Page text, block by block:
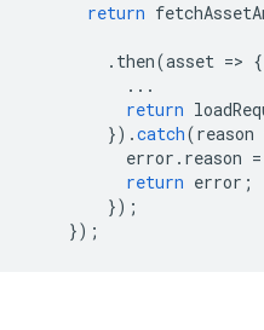
return
. then(asset => {
...
return
}).catch(reason
error . reason =
return error ;
});
});